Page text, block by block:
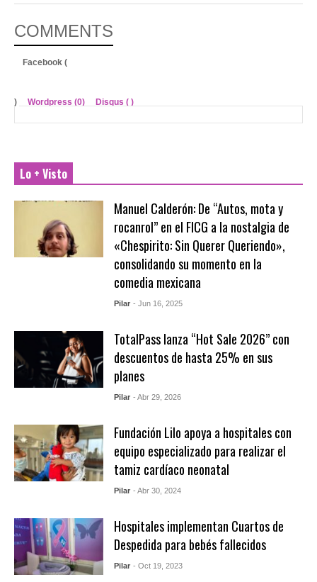
COMMENTS
Facebook (
) Wordpress (0) Disqus ( )
Lo + Visto
Manuel Calderón: De “Autos, mota y
rocanrol” en el FICG a la nostalgia de
«Chespirito: Sin Querer Queriendo»,
consolidando su momento en la
comedia mexicana
Pilar - Jun 16, 2025
TotalPass lanza “Hot Sale 2026” con
descuentos de hasta 25% en sus
planes
Pilar - Abr 29, 2026
Fundación Lilo apoya a hospitales con
equipo especializado para realizar el
tamiz cardíaco neonatal
Pilar - Abr 30, 2024
Hospitales implementan Cuartos de
Despedida para bebés fallecidos
Pilar - Oct 19, 2023